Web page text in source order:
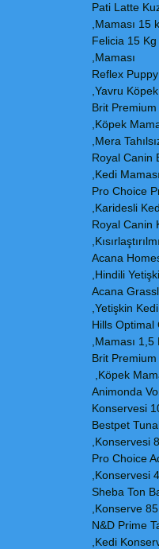
Pati Latte
Maması 15
Felicia 15
Maması,
Reflex
Yavru
Brit
Köpek
Mera
Royal Canin
Kedi
Pro Choice
Karidesli
Royal Canin
Acana
Hindili
Acana
Yetişkin
Hills Optimal
Maması 1,5
Brit
Köpek
Animonda
Konservesi
Bestpet
Konservesi
Pro Choice
Konservesi
Sheba Ton
Konserve 85
N&D Prime
Kedi